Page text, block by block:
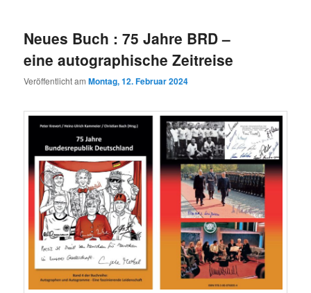
Neues Buch : 75 Jahre BRD –
eine autographische Zeitreise
Veröffentlicht amMontag, 12. Februar 2024